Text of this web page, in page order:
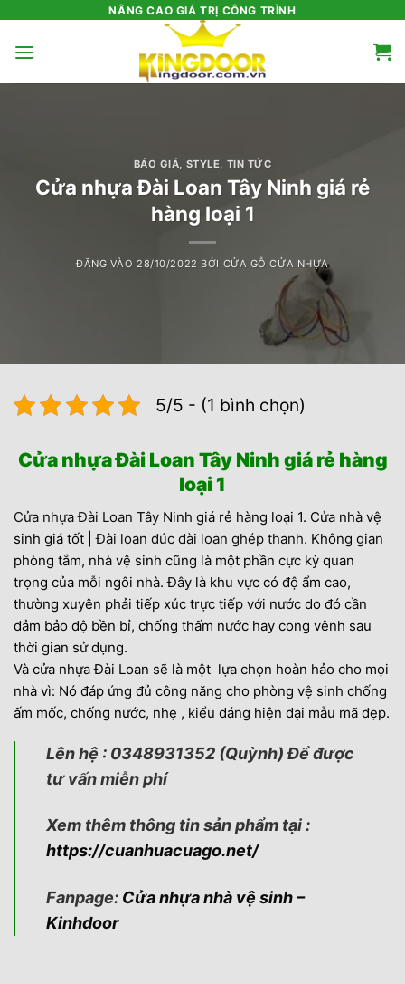
nội
NÂNG CAO GIÁ TRỊ CÔNG TRÌNH
BÁO GIÁ STYLE TIN TỨC
Cửa nhựa Đài Loan Tây Ninh giá rẻ
hàng loại 1
ĐĂNG VÀO 28/10/2022 BỞI CỬA GỖ CỬA NHỰA
5/5 - (1 bình chọn)
Cửa nhựa Đài Loan Tây Ninh giá rẻ hàng
loại 1
Cửa nhựa Đài Loan Tây Ninh giá rẻ hàng loại 1. Cửa nhà vệ
sinh giá tốt |Đài loan đúc đài loan ghép thanh. Không gian
phòng tắm, nhà vệ sinh cũng là một phần cực kỳ quan
trọng của mỗi ngôi nhà. Đây là khu vực có độ ẩm cao,
thường xuyên phải tiếp xúc trực tiếp với nước do đó cần
đảm bảo độ bền bỉ, chống thấm nước hay cong vênh sau
thời gian sử dụng.
Và cửa nhựa Đài Loan sẽ là một lựa chọn hoàn hảo cho mọi
nhà vì: Nó đáp ứng đủ công năng cho phòng vệ sinh chống
ấm mốc, chống nước, nhẹ , kiểu dáng hiện đại mẫu mã đẹp.
Lên hệ : 0348931352 (Quỳnh) Để được
tư vấn miễn phí
Xem thêm thông tin sản phẩm tại :
https://cuanhuacuago.net/
Fanpage:Cửa nhựa nhà vệ sinh –
Kinhdoor